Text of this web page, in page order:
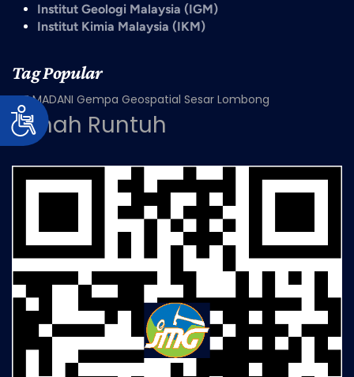
Institut Geologi Malaysia (IGM)
Institut Kimia Malaysia (IKM)
Tag Popular
REE MADANI Gempa Geospatial Sesar Lombong
Tanah Runtuh